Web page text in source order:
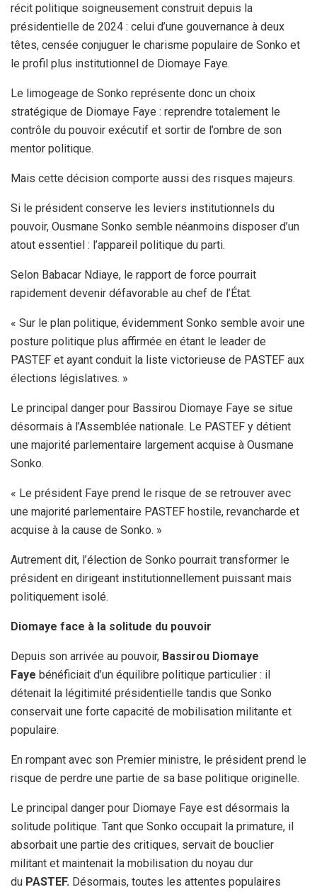
récit politique soigneusement construit depuis la
présidentielle de 2024 : celui d’une gouvernance à deux
têtes, censée conjuguer le charisme populaire de Sonko et
le profil plus institutionnel de Diomaye Faye.
Le limogeage de Sonko représente donc un choix
stratégique de Diomaye Faye : reprendre totalement le
contrôle du pouvoir exécutif et sortir de l’ombre de son
mentor politique.
Mais cette décision comporte aussi des risques majeurs.
Si le président conserve les leviers institutionnels du
pouvoir, Ousmane Sonko semble néanmoins disposer d’un
atout essentiel : l’appareil politique du parti.
Selon Babacar Ndiaye, le rapport de force pourrait
rapidement devenir défavorable au chef de l’État.
« Sur le plan politique, évidemment Sonko semble avoir une
posture politique plus affirmée en étant le leader de
PASTEF et ayant conduit la liste victorieuse de PASTEF aux
élections législatives. »
Le principal danger pour Bassirou Diomaye Faye se situe
désormais à l’Assemblée nationale. Le PASTEF y détient
une majorité parlementaire largement acquise à Ousmane
Sonko.
« Le président Faye prend le risque de se retrouver avec
une majorité parlementaire PASTEF hostile, revancharde et
acquise à la cause de Sonko. »
Autrement dit, l’élection de Sonko pourrait transformer le
président en dirigeant institutionnellement puissant mais
politiquement isolé.
Diomaye face à la solitude du pouvoir
Depuis son arrivée au pouvoir, Bassirou Diomaye
Faye bénéficiait d’un équilibre politique particulier : il
détenait la légitimité présidentielle tandis que Sonko
conservait une forte capacité de mobilisation militante et
populaire.
En rompant avec son Premier ministre, le président prend le
risque de perdre une partie de sa base politique originelle.
Le principal danger pour Diomaye Faye est désormais la
solitude politique. Tant que Sonko occupait la primature, il
absorbait une partie des critiques, servait de bouclier
militant et maintenait la mobilisation du noyau dur
du PASTEF. Désormais, toutes les attentes populaires